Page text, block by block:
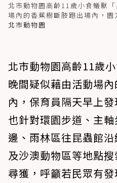
北市動物園高齡11歲小食蟻獸
場內的香蕉樹斷肢跑出場內，
北市動物園
北市動物園高齡11歲
晚間疑似藉由活動場
內，保育員隔天早上
也針對環園步道、主
邊、雨林區往昆蟲館
及沙澳動物區等地點
尋獲，呼籲若民眾有